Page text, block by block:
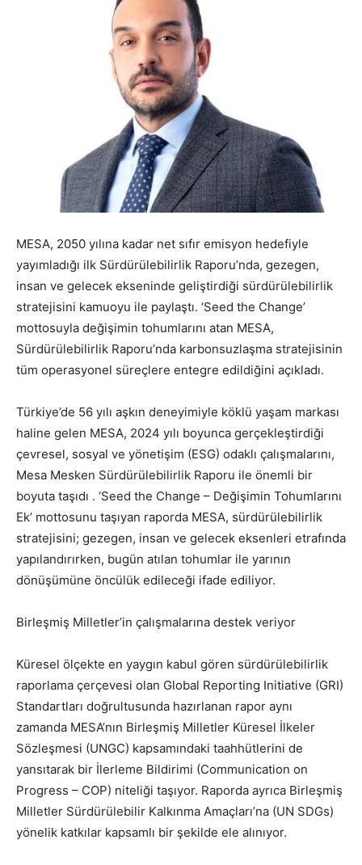
MESA, 2050 yılına kadar net sıfır emisyon hedefiyle
yayımladığı ilk Sürdürülebilirlik Raporu’nda, gezegen,
insan ve gelecek ekseninde geliştirdiği sürdürülebilirlik
stratejisini kamuoyu ile paylaştı. ‘Seed the Change’
mottosuyla değişimin tohumlarını atan MESA,
Sürdürülebilirlik Raporu’nda karbonsuzlaşma stratejisinin
tüm operasyonel süreçlere entegre edildiğini açıkladı.
Türkiye’de 56 yılı aşkın deneyimiyle köklü yaşam markası
haline gelen MESA, 2024 yılı boyunca gerçekleştirdiği
çevresel, sosyal ve yönetişim (ESG) odaklı çalışmalarını,
Mesa Mesken Sürdürülebilirlik Raporu ile önemli bir
boyuta taşıdı . ‘Seed the Change – Değişimin Tohumlarını
Ek’ mottosunu taşıyan raporda MESA, sürdürülebilirlik
stratejisini; gezegen, insan ve gelecek eksenleri etrafında
yapılandırırken, bugün atılan tohumlar ile yarının
dönüşümüne öncülük edileceği ifade ediliyor.
Birleşmiş Milletler’in çalışmalarına destek veriyor
Küresel ölçekte en yaygın kabul gören sürdürülebilirlik
raporlama çerçevesi olan Global Reporting Initiative (GRI)
Standartları doğrultusunda hazırlanan rapor aynı
zamanda MESA’nın Birleşmiş Milletler Küresel İlkeler
Sözleşmesi (UNGC) kapsamındaki taahhütlerini de
yansıtarak bir İlerleme Bildirimi (Communication on
Progress – COP) niteliği taşıyor. Raporda ayrıca Birleşmiş
Milletler Sürdürülebilir Kalkınma Amaçları’na (UN SDGs)
yönelik katkılar kapsamlı bir şekilde ele alınıyor.